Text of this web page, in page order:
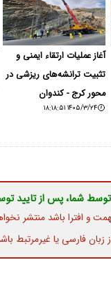
آغاز عملیات ارتقاء ایمنی و
تثبیت ترانشه‌های ریزشی در
محور کرج - کندوان
۱۴۰۵/۳/۲۴ ۱۸:۱۸:۵۱
شما، پس از تایید
و افترا باشد منتشر
زبان فارسی یا غیرمرتبط